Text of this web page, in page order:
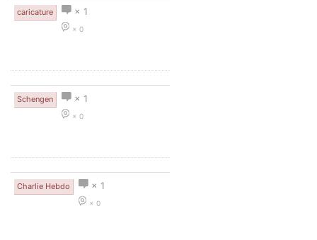
caricature × 1
× 0
Schengen × 1
× 0
Charlie Hebdo × 1
× 0